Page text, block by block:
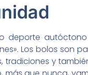
deporte
Los bolos son
y